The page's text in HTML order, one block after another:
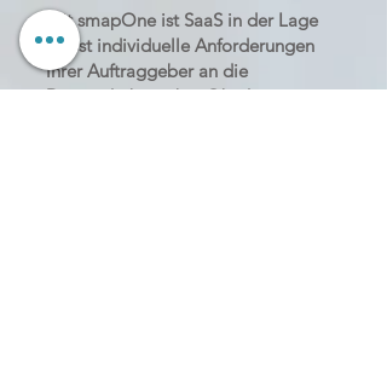
Mit smapOne ist SaaS in der Lage
selbst individuelle Anforderungen
ihrer Auftraggeber an die
Datenerhebung bei Objekt-